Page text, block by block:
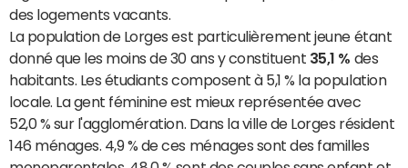
des logements vacants.
La population de Lorges est particulièrement jeune étant
donné que les moins de 30 ans y constituent 35,1 % des
habitants. Les étudiants composent à 5,1 % la population
locale. La gent féminine est mieux représentée avec
52,0 % sur l'agglomération. Dans la ville de Lorges résident
146 ménages. 4,9 % de ces ménages sont des familles